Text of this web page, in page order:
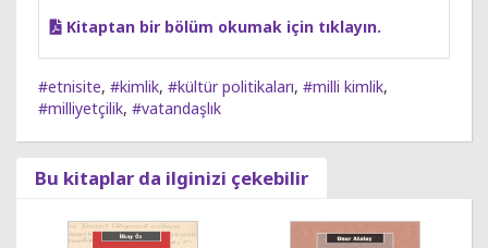
Kitaptan bir bölüm okumak için tıklayın.
#etnisite, #kimlik, #kültür politikaları, #milli kimlik,
#milliyetçilik, #vatandaşlık
Bu kitaplar da ilginizi çekebilir